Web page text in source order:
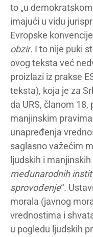
to „u
imajući u vidu
Evropske
obzir. I to nije puki
ovog teksta već
proizlazi iz prakse
teksta), koja je za
da URS, članom 18,
manjinskim
unapređenja
saglasno važećim
ljudskih i manjinskih
međunarodnih
sprovođenje“.
morala (javnog
vrednostima i
u pogledu ljudskih